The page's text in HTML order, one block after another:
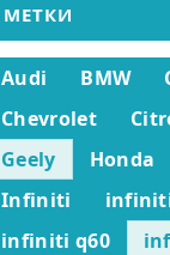
МЕТКИ
Audi BMW
Chevrolet
Geely
Honda
Infiniti
infiniti q60